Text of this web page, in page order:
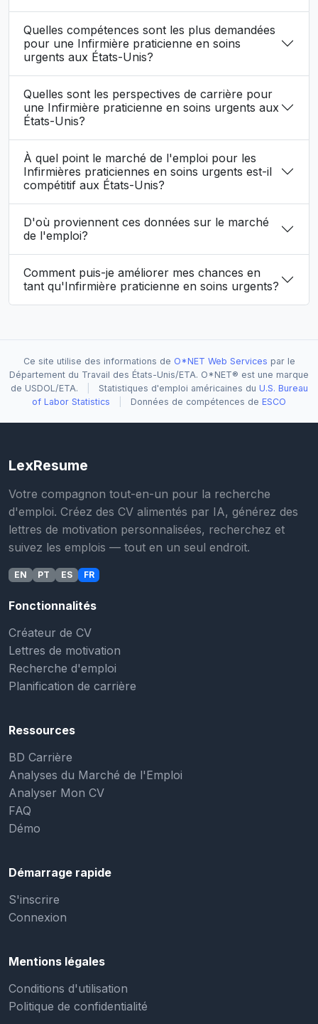
Quelles compétences sont les plus demandées
pour une Infirmière praticienne en soins
urgents aux États-Unis?
Quelles sont les perspectives de carrière pour
une Infirmière praticienne en soins urgents aux
États-Unis?
À quel point le marché de l'emploi pour les
Infirmières praticiennes en soins urgents est-il
compétitif aux États-Unis?
D'où proviennent ces données sur le marché
de l'emploi?
Comment puis-je améliorer mes chances en
tant qu'Infirmière praticienne en soins urgents?
Ce site utilise des informations de O*NET Web Services par le
Département du Travail des États-Unis/ETA. O*NET® est une marque
de USDOL/ETA.
Statistiques d'emploi américaines du U.S. Bureau
of Labor Statistics
Données de compétences de ESCO
LexResume
Votre compagnon tout-en-un pour la recherche
d'emploi. Créez des CV alimentés par IA, générez des
lettres de motivation personnalisées, recherchez et
suivez les emplois — tout en un seul endroit.
EN PT ES FR
Fonctionnalités
Créateur de CV
Lettres de motivation
Recherche d'emploi
Planification de carrière
Ressources
BD Carrière
Analyses du Marché de l'Emploi
Analyser Mon CV
FAQ
Démo
Démarrage rapide
S'inscrire
Connexion
Mentions légales
Conditions d'utilisation
Politique de confidentialité